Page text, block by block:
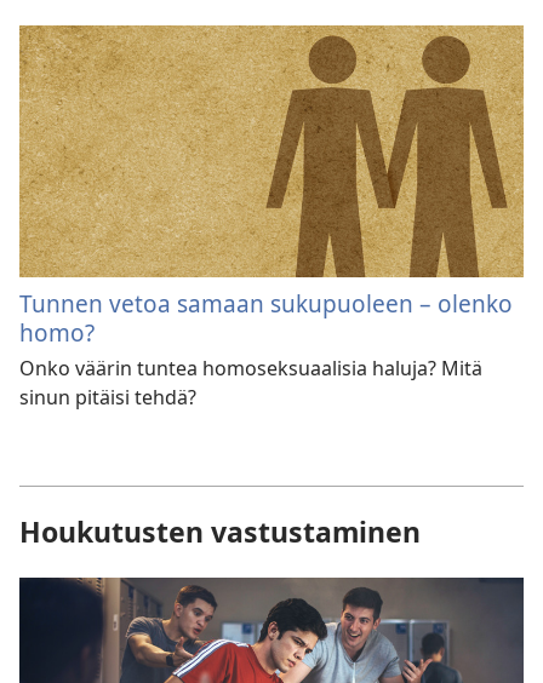
Tunnen vetoa samaan sukupuoleen – olenko
homo?
Onko väärin tuntea homoseksuaalisia haluja? Mitä
sinun pitäisi tehdä?
Houkutusten vastustaminen